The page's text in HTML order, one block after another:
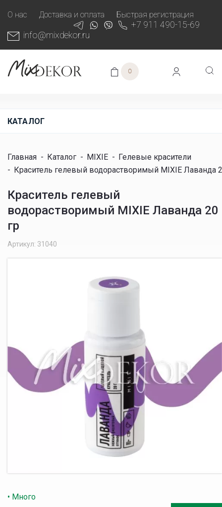
О нас Доставка и оплата Быстрая регистрация
+7 911 490-15-69
info@mixdekor.ru
0
КАТАЛОГ
Главная - Каталог - MIXIE - Гелевые красители
- Краситель гелевый водорастворимый MIXIE Лаванда
Краситель гелевый
водорастворимый MIXIE Лаванда 20
гр
Артикул: 31040
• Много